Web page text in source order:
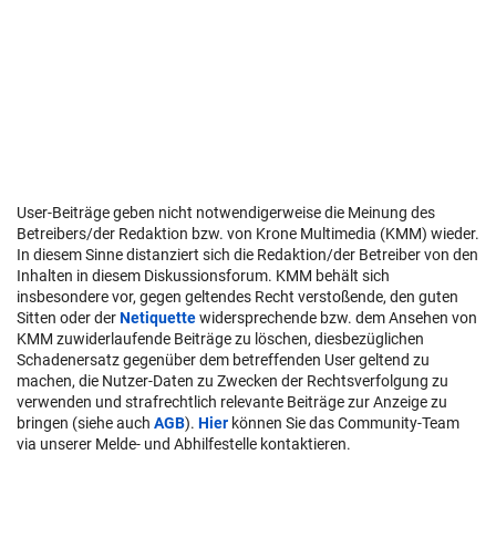
User-Beiträge geben nicht notwendigerweise die Meinung des
Betreibers/der Redaktion bzw. von Krone Multimedia (KMM) wieder.
In diesem Sinne distanziert sich die Redaktion/der Betreiber von den
Inhalten in diesem Diskussionsforum. KMM behält sich
insbesondere vor, gegen geltendes Recht verstoßende, den guten
Sitten oder derNetiquettewidersprechende bzw. dem Ansehen von
KMM zuwiderlaufende Beiträge zu löschen, diesbezüglichen
Schadenersatz gegenüber dem betreffenden User geltend zu
machen, die Nutzer-Daten zu Zwecken der Rechtsverfolgung zu
verwenden und strafrechtlich relevante Beiträge zur Anzeige zu
bringen (siehe auch AGB). Hier können Sie das Community-Team
via unserer Melde- und Abhilfestelle kontaktieren.